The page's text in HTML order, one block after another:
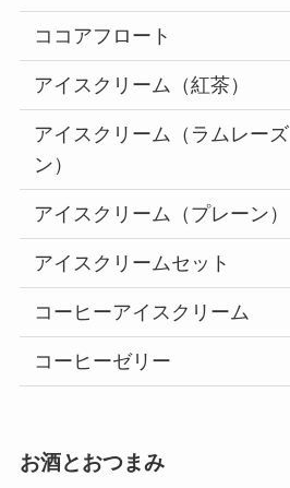
ココアフロート
アイスクリーム（紅茶）
アイスクリーム（ラムレーズ
ン）
アイスクリーム（プレーン）
アイスクリームセット
コーヒーアイスクリーム
コーヒーゼリー
お酒とおつまみ